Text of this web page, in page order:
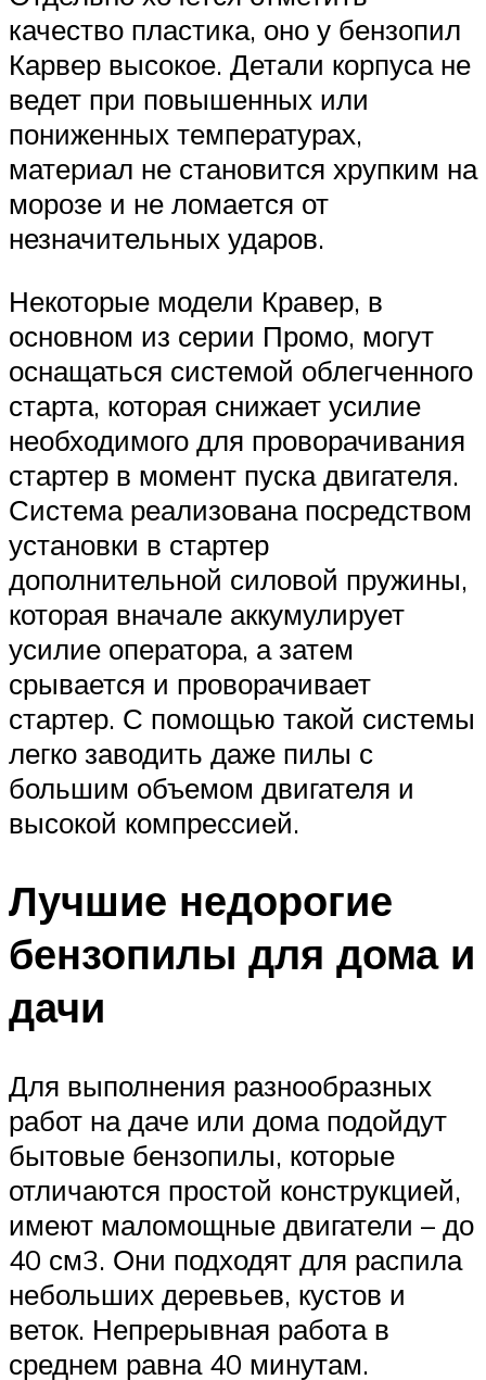
качество пластика, оно у бензопил
Карвер высокое. Детали корпуса не
ведет при повышенных или
пониженных температурах,
материал не становится хрупким на
морозе и не ломается от
незначительных ударов.
Некоторые модели Кравер, в
основном из серии Промо, могут
оснащаться системой облегченного
старта, которая снижает усилие
необходимого для проворачивания
стартер в момент пуска двигателя.
Система реализована посредством
установки в стартер
дополнительной силовой пружины,
которая вначале аккумулирует
усилие оператора, а затем
срывается и проворачивает
стартер. С помощью такой системы
легко заводить даже пилы с
большим объемом двигателя и
высокой компрессией.
Лучшие недорогие
бензопилы для дома и
дачи
Для выполнения разнообразных
работ на даче или дома подойдут
бытовые бензопилы, которые
отличаются простой конструкцией,
имеют маломощные двигатели – до
40 см3. Они подходят для распила
небольших деревьев, кустов и
веток. Непрерывная работа в
среднем равна 40 минутам.